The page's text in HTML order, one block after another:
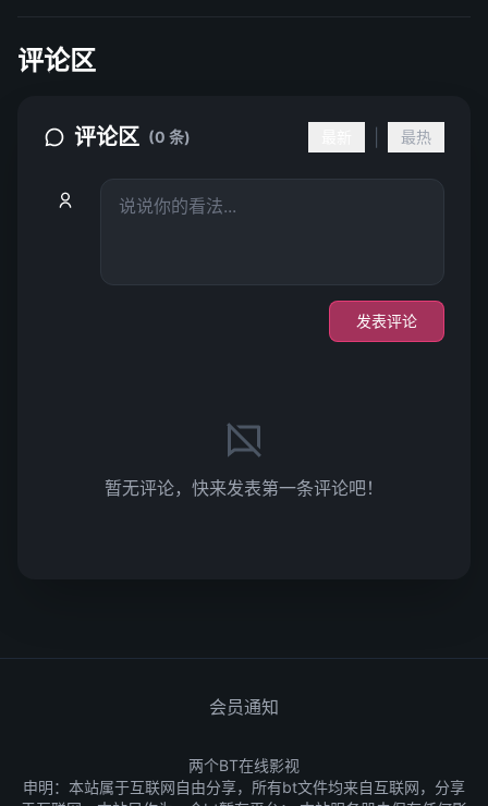
评论区
评论区 (0 条) 最热
发表评论
暂无评论，快来发表第一条评论吧！
会员通知
两个BT在线影视
申明：本站属于互联网自由分享，所有bt文件均来自互联网，分享